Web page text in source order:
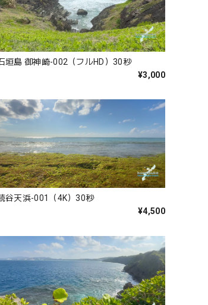
垣島 御神崎-002（フルHD）30秒
¥3,000
谷天浜-001（4K）30秒
¥4,500